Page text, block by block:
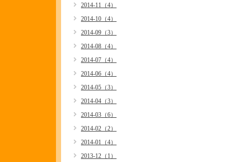
2014-11（4）
2014-10（4）
2014-09（3）
2014-08（4）
2014-07（4）
2014-06（4）
2014-05（3）
2014-04（3）
2014-03（6）
2014-02（2）
2014-01（4）
2013-12（1）